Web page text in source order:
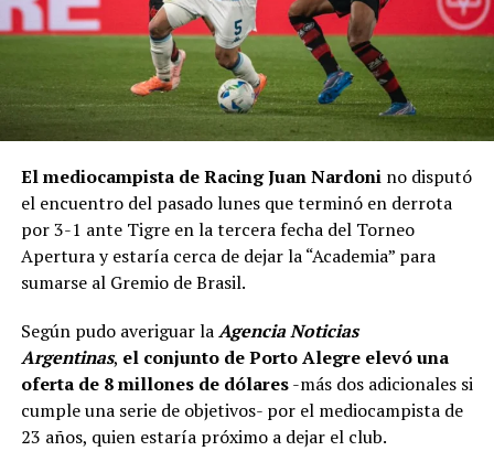
El mediocampista de Racing Juan Nardonino disputó
el encuentro del pasado lunes que terminó en derrota
por 3-1 ante Tigre en la tercera fecha del Torneo
Apertura y estaría cerca de dejar la “Academia” para
sumarse al Gremio de Brasil.
Según pudo averiguar laAgencia Noticias
Argentinas, el conjunto de Porto Alegre elevó una
oferta de 8 millones de dólares-más dos adicionales si
cumple una serie de objetivos- por el mediocampista de
23 años, quien estaría próximo a dejar el club.